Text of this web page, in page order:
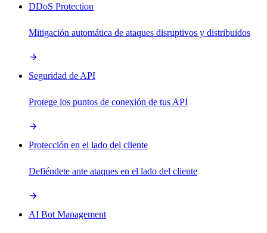
DDoS Protection
Mitigación automática de ataques disruptivos y distribuidos
Seguridad de API
Protege los puntos de conexión de tus API
Protección en el lado del cliente
Defiéndete ante ataques en el lado del cliente
AI Bot Management